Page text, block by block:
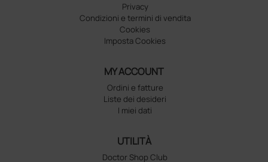
Privacy
Condizioni e termini di vendita
Cookies
Imposta Cookies
MY ACCOUNT
Ordini e fatture
Liste dei desideri
I miei dati
UTILITÀ
Doctor Shop Club